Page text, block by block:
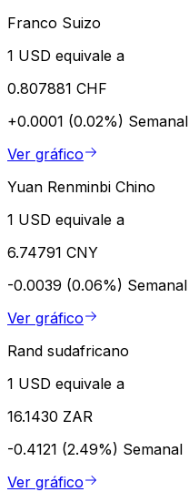
Franco Suizo
1 USD equivale a
0.807881 CHF
+0.0001 (0.02%) Semanal
Ver gráfico
Yuan Renminbi Chino
1 USD equivale a
6.74791 CNY
-0.0039 (0.06%) Semanal
Ver gráfico
Rand sudafricano
1 USD equivale a
16.1430 ZAR
-0.4121 (2.49%) Semanal
Ver gráfico